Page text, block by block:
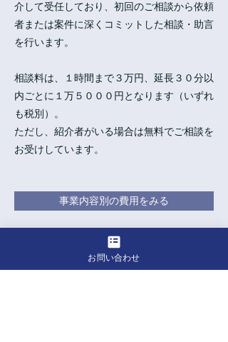
介して受任しており、初回のご相談から依頼
者または案件に深くコミットした相談・助言
を行います。
相談料は、１時間まで３万円、延長３０分以
内ごとに１万５０００円となります（いずれ
も税別）。
ただし、紹介者がいる場合は無料でご相談を
お受けしています。
事業内容別の費用をみる
お問い合わせ